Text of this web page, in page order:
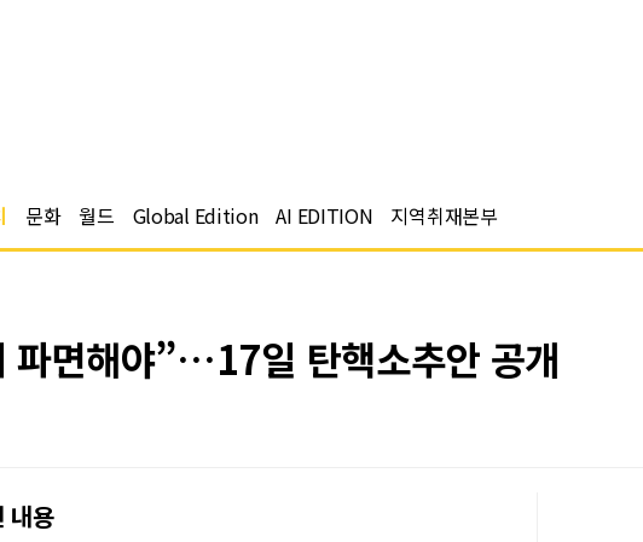
문화 월드 Global Edition AI EDITION 지역취재본부
파면해야”…17일 탄핵소추안 공개
내용